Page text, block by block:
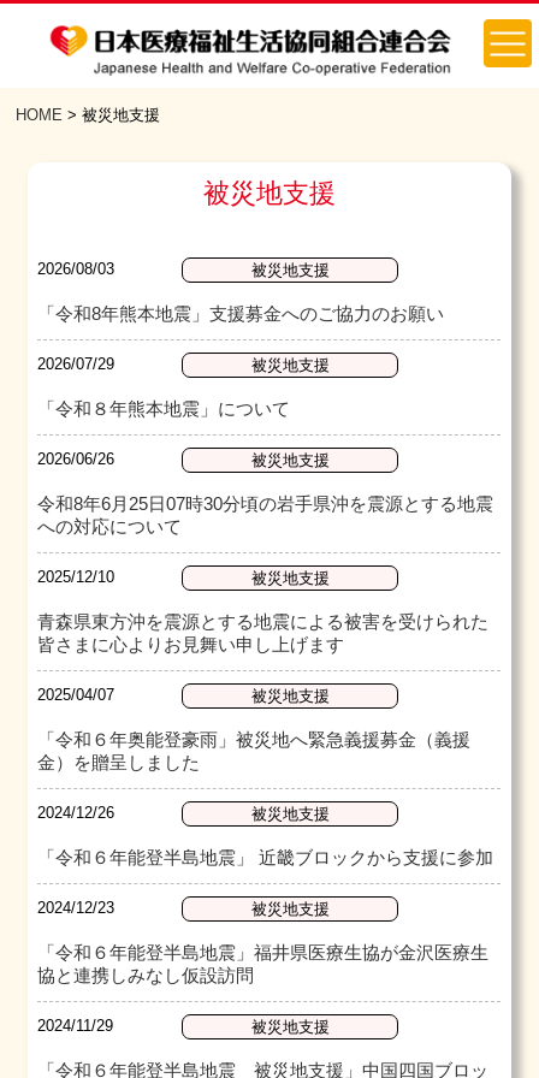
HOME >被災地支援
被災地支援
2026/08/03 被災地支援
「令和8年熊本地震」支援募金へのご協力のお願い
2026/07/29 被災地支援
「令和８年熊本地震」について
2026/06/26 被災地支援
令和8年6月25日07時30分頃の岩手県沖を震源とする地震
への対応について
2025/12/10 被災地支援
青森県東方沖を震源とする地震による被害を受けられた
皆さまに心よりお見舞い申し上げます
2025/04/07 被災地支援
「令和６年奥能登豪雨」被災地へ緊急義援募金（義援
金）を贈呈しました
2024/12/26 被災地支援
「令和６年能登半島地震」 近畿ブロックから支援に参加
2024/12/23 被災地支援
「令和６年能登半島地震」福井県医療生協が金沢医療生
協と連携しみなし仮設訪問
2024/11/29 被災地支援
「令和６年能登半島地震 被災地支援」中国四国ブロッ